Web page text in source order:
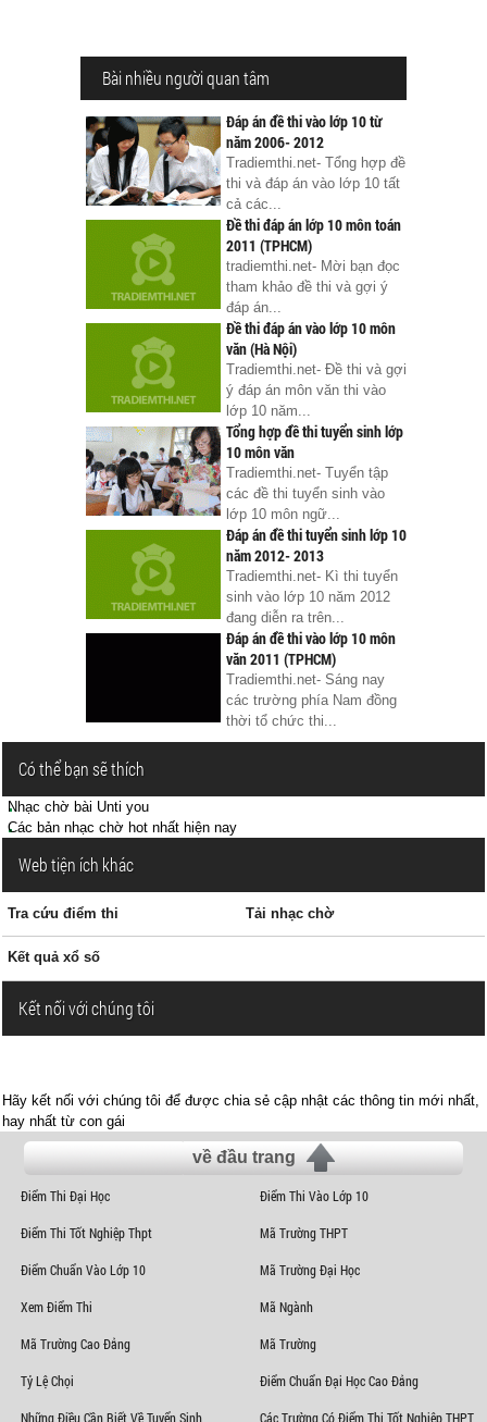
Bài nhiều người quan tâm
Đáp án đề thi vào lớp 10 từ
năm 2006- 2012
Tradiemthi.net- Tổng hợp đề
thi và đáp án vào lớp 10 tất
cả các...
Đề thi đáp án lớp 10 môn toán
2011 (TPHCM)
tradiemthi.net- Mời bạn đọc
tham khảo đề thi và gợi ý
đáp án...
Đề thi đáp án vào lớp 10 môn
văn (Hà Nội)
Tradiemthi.net- Đề thi và gợi
ý đáp án môn văn thi vào
lớp 10 năm...
Tổng hợp đề thi tuyển sinh lớp
10 môn văn
Tradiemthi.net- Tuyển tập
các đề thi tuyển sinh vào
lớp 10 môn ngữ...
Đáp án đề thi tuyển sinh lớp 10
năm 2012- 2013
Tradiemthi.net- Kì thi tuyển
sinh vào lớp 10 năm 2012
đang diễn ra trên...
Đáp án đề thi vào lớp 10 môn
văn 2011 (TPHCM)
Tradiemthi.net- Sáng nay
các trường phía Nam đồng
thời tổ chức thi...
Có thể bạn sẽ thích
Nhạc chờ bài Unti you
Các bản nhạc chờ hot nhất hiện nay
Web tiện ích khác
Tra cứu điểm thi Tải nhạc chờ
Kết quả xổ số
Kết nối với chúng tôi
Hãy kết nối với chúng tôi để được chia sẻ cập nhật các thông tin mới nhất,
hay nhất từ con gái
về đầu trang
Điểm Thi Đại Học Điểm Thi Vào Lớp 10
Điểm Thi Tốt Nghiệp Thpt Mã Trường THPT
Điểm Chuẩn Vào Lớp 10 Mã Trường Đại Học
Xem Điểm Thi Mã Ngành
Mã Trường Cao Đẳng Mã Trường
Tỷ Lệ Chọi Điểm Chuẩn Đại Học Cao Đẳng
Những Điều Cần Biết Về Tuyển Sinh Các Trường Có Điểm Thi Tốt Nghiệp THPT